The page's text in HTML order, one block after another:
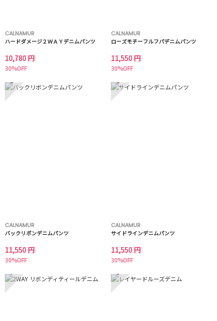
CALNAMUR
ハードダメージ２ＷＡＹデニムパンツ
10,780 円
30%OFF
CALNAMUR
ローズモチーフルフパデニムパンツ
11,550 円
30%OFF
5
CALNAMUR
バックリボンデニムパンツ
11,550 円
30%OFF
6
CALNAMUR
サイドラインデニムパンツ
11,550 円
30%OFF
7 8